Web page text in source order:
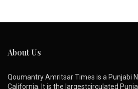
About Us
Qoumantry Amritsar Times is a Punjabi
California. It is the largestcirculated